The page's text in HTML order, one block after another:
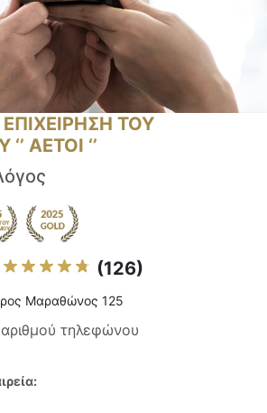
ΕΠΙΧΕΙΡΗΣΗ ΤΟΥ
ΑΕΤΟΙ ‘’
(126)
Μαραθώνος 125
τηλεφώνου